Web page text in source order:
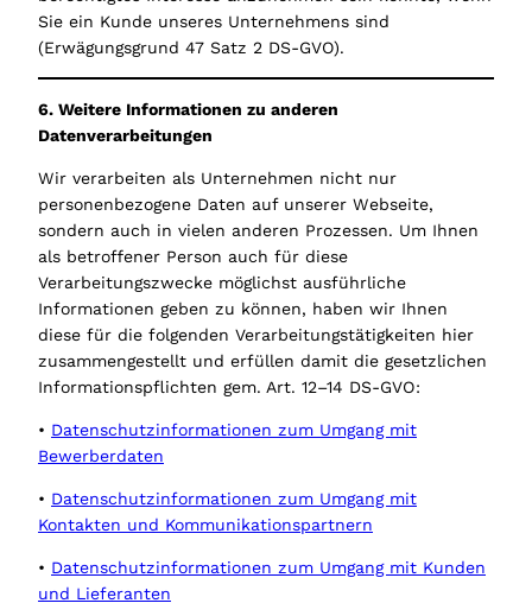
Sie ein Kunde unseres Unternehmens sind
(Erwägungsgrund 47 Satz 2 DS-GVO).
6. Weitere Informationen zu anderen
Datenverarbeitungen
Wir verarbeiten als Unternehmen nicht nur
personenbezogene Daten auf unserer Webseite,
sondern auch in vielen anderen Prozessen. Um Ihnen
als betroffener Person auch für diese
Verarbeitungszwecke möglichst ausführliche
Informationen geben zu können, haben wir Ihnen
diese für die folgenden Verarbeitungstätigkeiten hier
zusammengestellt und erfüllen damit die gesetzlichen
Informationspflichten gem. Art. 12–14 DS-GVO:
• Datenschutzinformationen zum Umgang mit
Bewerberdaten
• Datenschutzinformationen zum Umgang mit
Kontakten und Kommunikationspartnern
• Datenschutzinformationen zum Umgang mit Kunden
und Lieferanten